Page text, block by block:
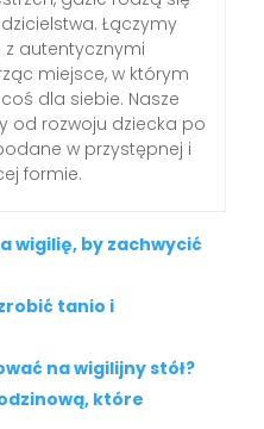
Łączymy
z autentycznymi
miejsce, w którym
dla siebie. Nasze
od rozwoju dziecka po
w przystępnej i
formie.
wigilię, by zachwycić
tanio i
na wigilijny stół?
które